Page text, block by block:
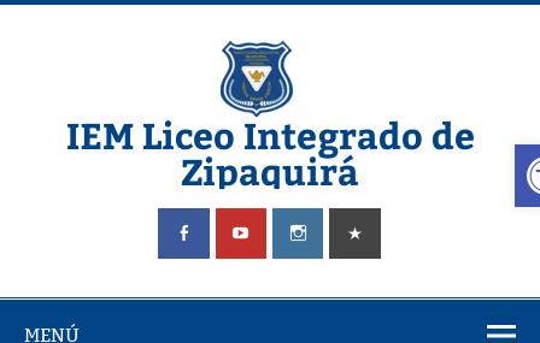
IEM Liceo Integrado de
Zipaquirá
Pagina del Liceo Integrado Zipaquira
MENÚ